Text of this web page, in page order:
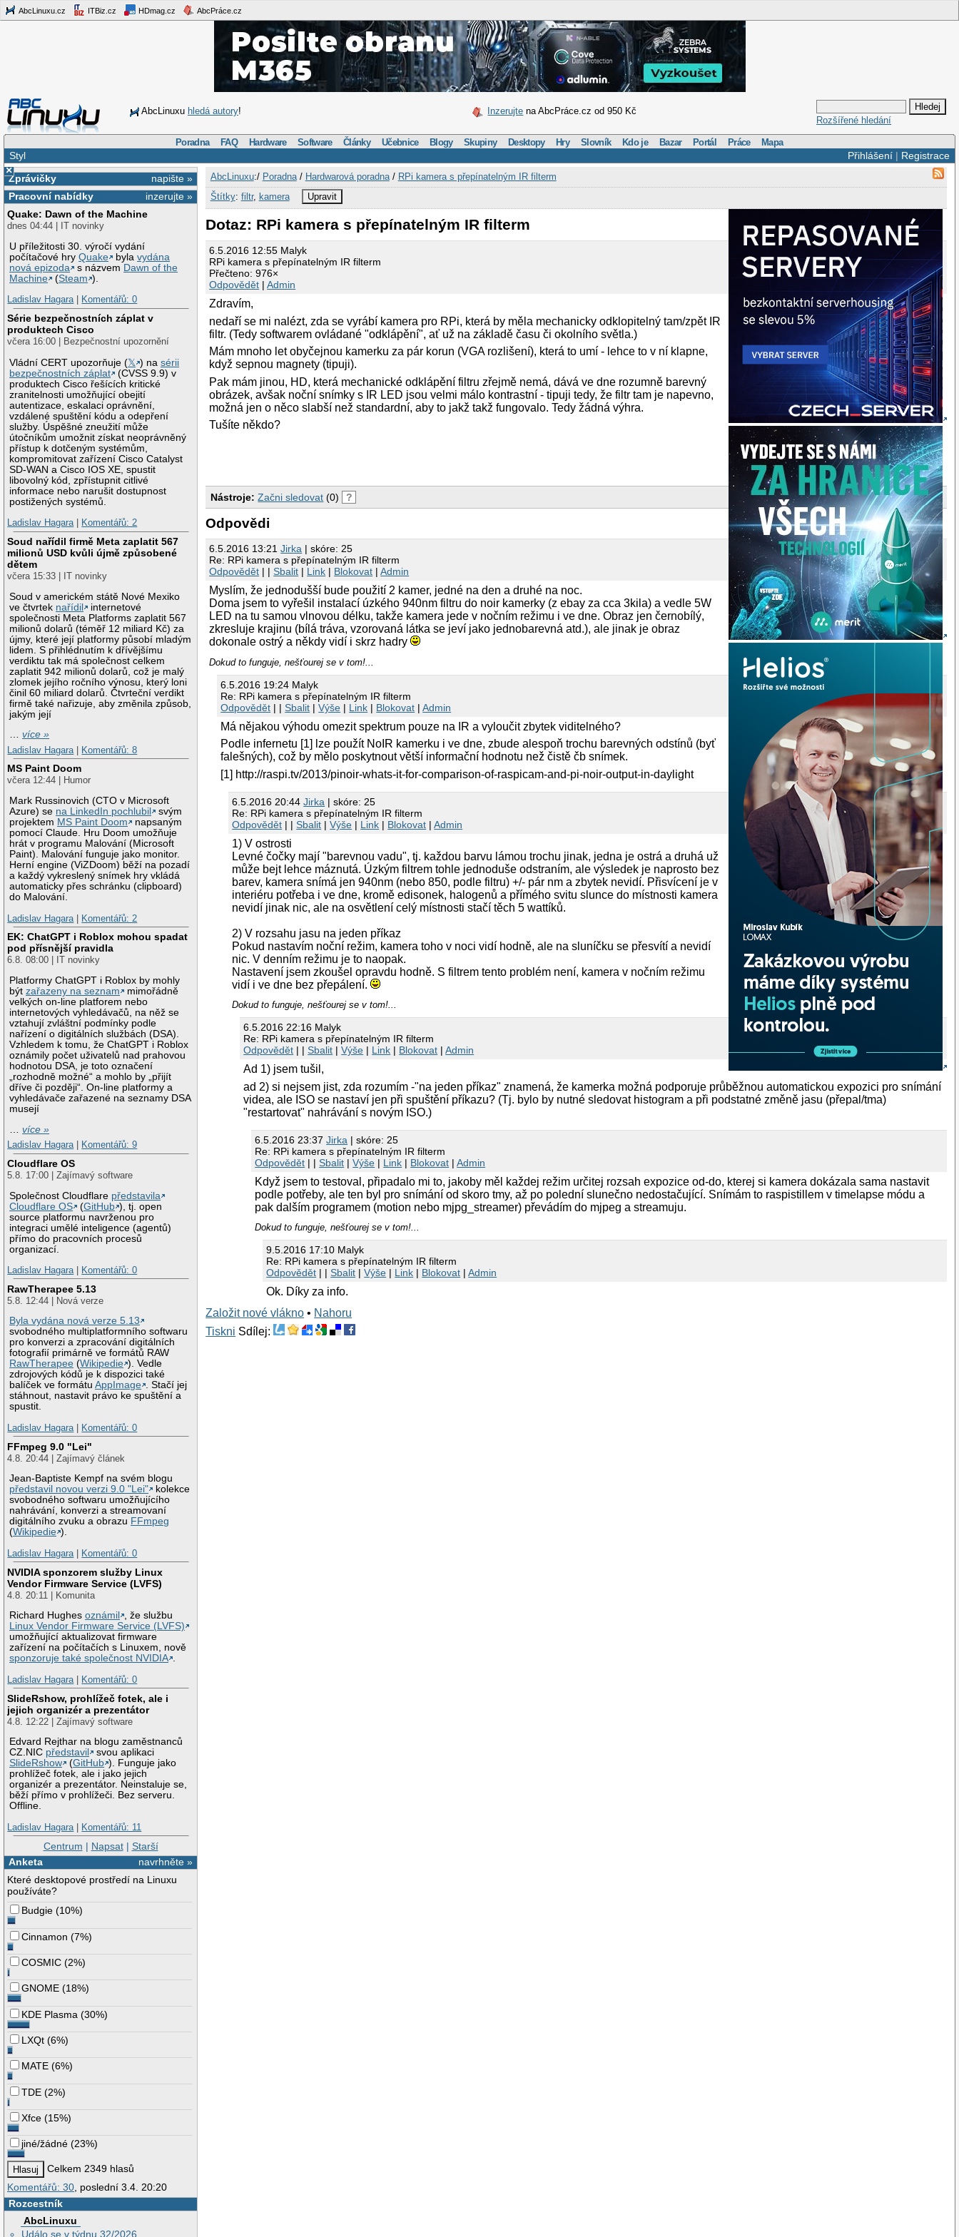
AbcLinuxu.cz ITBiz.cz HDmag.cz AbcPráce.cz
AbcLinuxu hledá autory! Inzerujte na AbcPráce.cz od 950 Kč
Rozšířené hledání
Poradna FAQ Hardware Software Články Učebnice Blogy Skupiny Desktopy Hry Slovník Kdo je Bazar Portál Práce Mapa
Přihlášení| Registrace
Styl
×
napište »
Zprávičky
inzerujte »
Pracovní nabídky
Quake: Dawn of the Machine
dnes 04:44 | IT novinky
U příležitosti 30. výročí vydání
počítačové hryQuake bylavydána
nová epizoda
s názvem Dawn of the
Machine
(Steam ).
Ladislav Hagara| Komentářů: 0
Série bezpečnostních záplat v
produktech Cisco
včera 16:00 | Bezpečnostní upozornění
Vládní CERT upozorňuje (𝕏 ) nasérii
bezpečnostních záplat
(CVSS 9.9) v
produktech Cisco řešících kritické
zranitelnosti umožňující obejití
autentizace, eskalaci oprávnění,
vzdálené spuštění kódu a odepření
služby. Úspěšné zneužití může
útočníkům umožnit získat neoprávněný
přístup k dotčeným systémům,
kompromitovat zařízení Cisco Catalyst
SD-WAN a Cisco IOS XE, spustit
libovolný kód, zpřístupnit citlivé
informace nebo narušit dostupnost
postižených systémů.
Ladislav Hagara| Komentářů: 2
Soud nařídil firmě Meta zaplatit 567
milionů USD kvůli újmě způsobené
dětem
včera 15:33 | IT novinky
Soud v americkém státě Nové Mexiko
ve čtvrtek nařídil
internetové
společnosti Meta Platforms zaplatit 567
milionů dolarů (téměř 12 miliard Kč) za
újmy, které její platformy působí mladým
lidem. S přihlédnutím k dřívějšímu
verdiktu tak má společnost celkem
zaplatit 942 milionů dolarů, což je malý
zlomek jejího ročního výnosu, který loni
činil 60 miliard dolarů. Čtvrteční verdikt
firmě také nařizuje, aby změnila způsob,
jakým její
…více »
Ladislav Hagara
Komentářů: 8
MS Paint Doom
včera 12:44 | Humor
Mark Russinovich (CTO v Microsoft
Azure) se na LinkedIn pochlubil
svým
projektem MS Paint Doom
napsaným
pomocí Claude. Hru Doom umožňuje
hrát v programu Malování (Microsoft
Paint). Malování funguje jako monitor.
Herní engine (ViZDoom) běží na pozadí
a každý vykreslený snímek hry vkládá
automaticky přes schránku (clipboard)
do Malování.
Ladislav Hagara
Komentářů: 2
EK: ChatGPT i Roblox mohou spadat
pod přísnější pravidla
6.8. 08:00 | IT novinky
Platformy ChatGPT i Roblox by mohly
býtzařazeny na seznam
mimořádně
velkých on-line platforem nebo
internetových vyhledávačů, na něž se
vztahují zvláštní podmínky podle
nařízení o digitálních službách (DSA).
Vzhledem k tomu, že ChatGPT i Roblox
oznámily počet uživatelů nad prahovou
hodnotou DSA, je toto označení
„rozhodně možné“ a mohlo by „přijít
dříve či později“. On-line platformy a
vyhledávače zařazené na seznamy DSA
musejí
…více »
Ladislav Hagara| Komentářů: 9
Cloudflare OS
5.8. 17:00 | Zajímavý software
Společnost Cloudflare představila
Cloudflare OS
(GitHub ), tj. open
source platformu navrženou pro
integraci umělé inteligence (agentů)
přímo do pracovních procesů
organizací.
Ladislav Hagara| Komentářů: 0
RawTherapee 5.13
5.8. 12:44 | Nová verze
Byla vydána nová verze 5.13
svobodného multiplatformního softwaru
pro konverzi a zpracování digitálních
fotografií primárně ve formátů RAW
RawTherapee (Wikipedie ). Vedle
zdrojových kódů je k dispozici také
balíček ve formátuAppImage . Stačí jej
stáhnout, nastavit právo ke spuštění a
spustit.
Ladislav Hagara| Komentářů: 0
FFmpeg 9.0 "Lei"
4.8. 20:44 | Zajímavý článek
Jean-Baptiste Kempf na svém blogu
představil novou verzi 9.0 "Lei"
kolekce
svobodného softwaru umožňujícího
nahrávání, konverzi a streamovaní
digitálního zvuku a obrazu FFmpeg
(Wikipedie ).
Ladislav Hagara| Komentářů: 0
NVIDIA sponzorem služby Linux
Vendor Firmware Service (LVFS)
4.8. 20:11 | Komunita
Richard Hughesoznámil
, že službu
Linux Vendor Firmware Service (LVFS)
umožňující aktualizovat firmware
zařízení na počítačích s Linuxem, nově
sponzoruje také společnost NVIDIA .
Ladislav Hagara| Komentářů: 0
SlideRshow, prohlížeč fotek, ale i
jejich organizér a prezentátor
4.8. 12:22 | Zajímavý software
Edvard Rejthar na blogu zaměstnanců
CZ.NIC představil
svou aplikaci
SlideRshow
(GitHub ). Funguje jako
prohlížeč fotek, ale i jako jejich
organizér a prezentátor. Neinstaluje se,
běží přímo v prohlížeči. Bez serveru.
Offline.
Ladislav Hagara| Komentářů: 11
Centrum | Napsat| Starší
navrhněte »
Anketa
Které desktopové prostředí na Linuxu
používáte?
Budgie (10%)
Cinnamon (7%)
COSMIC (2%)
GNOME (18%)
KDE Plasma (30%)
LXQt (6%)
MATE (6%)
TDE (2%)
Xfce (15%)
jiné/žádné (23%)
Celkem 2349 hlasů
Komentářů: 30 , poslední 3.4. 20:20
Rozcestník
AbcLinuxu
Událo se v týdnu 32/2026
AbcLinuxu:/ Poradna/ Hardwarová poradna/ RPi kamera s přepínatelným IR filterm
Štítky: filtr, kamera Upravit
Dotaz: RPi kamera s přepínatelným IR filterm
6.5.2016 12:55 Malyk
RPi kamera s přepínatelným IR filterm
Přečteno: 976×
Odpovědět |Admin
Zdravím,
nedaří se mi nalézt, zda se vyrábí kamera pro RPi, která by měla mechanicky odklopitelný tam/zpět IR
filtr. (Tedy softwarem ovládané "odklápění", ať už na základě času či okolního světla.)
Mám mnoho let obyčejnou kamerku za pár korun (VGA rozlišení), která to umí - lehce to v ní klapne,
když sepnou magnety (tipuji).
Pak mám jinou, HD, která mechanické odklápění filtru zřejmě nemá, dává ve dne rozumně barevný
obrázek, avšak noční snímky s IR LED jsou velmi málo kontrastní - tipuji tedy, že filtr tam je napevno,
možná jen o něco slabší než standardní, aby to jakž takž fungovalo. Tedy žádná výhra.
Tušíte někdo?
Nástroje: Začni sledovat (0) ?
Odpovědi
6.5.2016 13:21Jirka | skóre: 25
Re: RPi kamera s přepínatelným IR filterm
Odpovědět | |Sbalit | Link | Blokovat |Admin
Myslím, že jednodušší bude použití 2 kamer, jedné na den a druhé na noc.
Doma jsem to vyřešil instalací úzkého 940nm filtru do noir kamerky (z ebay za cca 3kila) a vedle 5W
LED na tu samou vlnovou délku, takže kamera jede v nočním režimu i ve dne. Obraz jen černobílý,
zkresluje krajinu (bílá tráva, vzorovaná látka se jeví jako jednobarevná atd.), ale jinak je obraz
dokonale ostrý a někdy vidí i skrz hadry
Dokud to funguje, nešťourej se v tom!...
6.5.2016 19:24 Malyk
Re: RPi kamera s přepínatelným IR filterm
Odpovědět | |Sbalit |Výše | Link | Blokovat |Admin
Má nějakou výhodu omezit spektrum pouze na IR a vyloučit zbytek viditelného?
Podle infernetu [1] lze použít NoIR kamerku i ve dne, zbude alespoň trochu barevných odstínů (byť
falešných), což by mělo poskytnout větší informační hodnotu než čistě čb snímek.
[1] http://raspi.tv/2013/pinoir-whats-it-for-comparison-of-raspicam-and-pi-noir-output-in-daylight
6.5.2016 20:44Jirka | skóre: 25
Re: RPi kamera s přepínatelným IR filterm
Odpovědět | |Sbalit |Výše | Link | Blokovat |Admin
1) V ostrosti
Levné čočky mají "barevnou vadu", tj. každou barvu lámou trochu jinak, jedna je ostrá a druhá už
může bejt lehce máznutá. Úzkým filtrem tohle jednoduše odstraním, ale výsledek je naprosto bez
barev, kamera snímá jen 940nm (nebo 850, podle filtru) +/- pár nm a zbytek nevidí. Přisvícení je v
interiéru potřeba i ve dne, kromě edisonek, halogenů a přímého svitu slunce do místnosti kamera
nevidí jinak nic, ale na osvětlení celý místnosti stačí těch 5 wattíků.
2) V rozsahu jasu na jeden příkaz
Pokud nastavím noční režim, kamera toho v noci vidí hodně, ale na sluníčku se přesvítí a nevidí
nic. V denním režimu je to naopak.
Nastavení jsem zkoušel opravdu hodně. S filtrem tento problém není, kamera v nočním režimu
vidí i ve dne bez přepálení.
Dokud to funguje, nešťourej se v tom!...
6.5.2016 22:16 Malyk
Re: RPi kamera s přepínatelným IR filterm
Odpovědět | |Sbalit |Výše | Link | Blokovat |Admin
Ad 1) jsem tušil,
ad 2) si nejsem jist, zda rozumím -"na jeden příkaz" znamená, že kamerka možná podporuje průběžnou automatickou expozici pro snímání
videa, ale ISO se nastaví jen při spuštění příkazu? (Tj. bylo by nutné sledovat histogram a při podstatné změně jasu (přepal/tma)
"restartovat" nahrávání s novým ISO.)
6.5.2016 23:37Jirka | skóre: 25
Re: RPi kamera s přepínatelným IR filterm
Odpovědět | |Sbalit |Výše | Link | Blokovat |Admin
Když jsem to testoval, připadalo mi to, jakoby měl každej režim určitej rozsah expozice od-do, kterej si kamera dokázala sama nastavit
podle potřeby, ale ten byl pro snímání od skoro tmy, až po polední slunečno nedostačující. Snímám to raspistillem v timelapse módu a
pak dalším programem (motion nebo mjpg_streamer) převádím do mjpeg a streamuju.
Dokud to funguje, nešťourej se v tom!...
9.5.2016 17:10 Malyk
Re: RPi kamera s přepínatelným IR filterm
Odpovědět | |Sbalit |Výše | Link | Blokovat |Admin
Ok. Díky za info.
Založit nové vlákno • Nahoru
Tiskni Sdílej: